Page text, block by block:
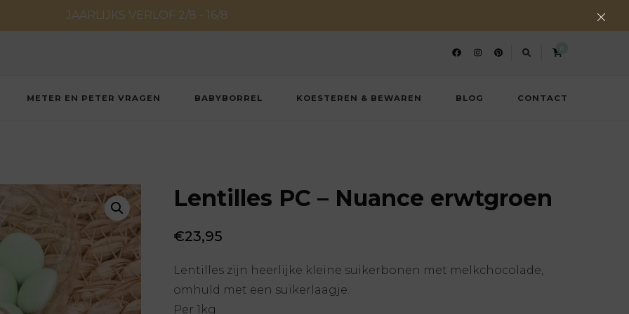
JAARLIJKS VERLOF 2/8 - 16/8
METER EN PETER VRAGEN BABYBORREL KOESTEREN & BEWAREN BLOG CONTACT
Lentilles PC – Nuance erwtgroen
€23,95
Lentilles zijn heerlijke kleine suikerbonen met melkchocolade,
omhuld met een suikerlaagje.
Per 1kg